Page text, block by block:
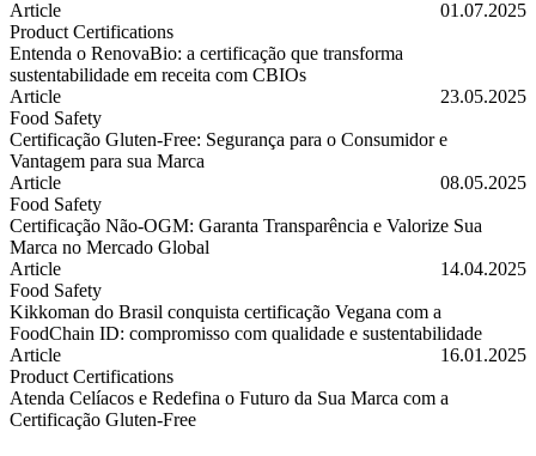
FoodChain ID adquire Sbcert
Article
01.07.2025
Product Certifications
Entenda o RenovaBio: a certificação que transforma
sustentabilidade em receita com CBIOs
Entenda o RenovaBio: a certificação que transforma
Article
23.05.2025
Food Safety
Certificação Gluten-Free: Segurança para o Consumidor e
Vantagem para sua Marca
Certificação Gluten-Free: Segurança para o Consumidor e Vantagem
Article
08.05.2025
Food Safety
Certificação Não-OGM: Garanta Transparência e Valorize Sua
Marca no Mercado Global
Certificação Não-OGM: Garanta Transparência e Valorize Sua
Article
14.04.2025
Food Safety
Kikkoman do Brasil conquista certificação Vegana com a
FoodChain ID: compromisso com qualidade e sustentabilidade
Kikkoman do Brasil conquista certificação Vegana com a
Article
16.01.2025
Product Certifications
Atenda Celíacos e Redefina o Futuro da Sua Marca com a
Certificação Gluten-Free